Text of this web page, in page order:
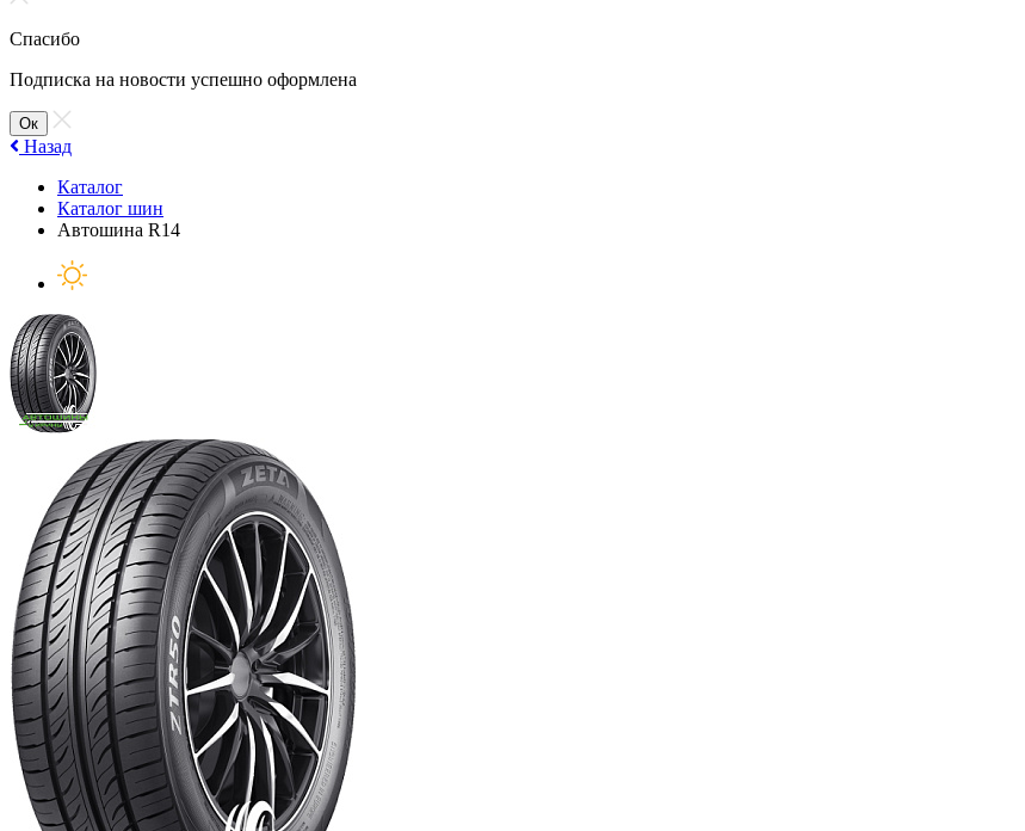
Спасибо
Подписка на новости успешно оформлена
Ок
Назад
Каталог
Каталог шин
Автошина R14